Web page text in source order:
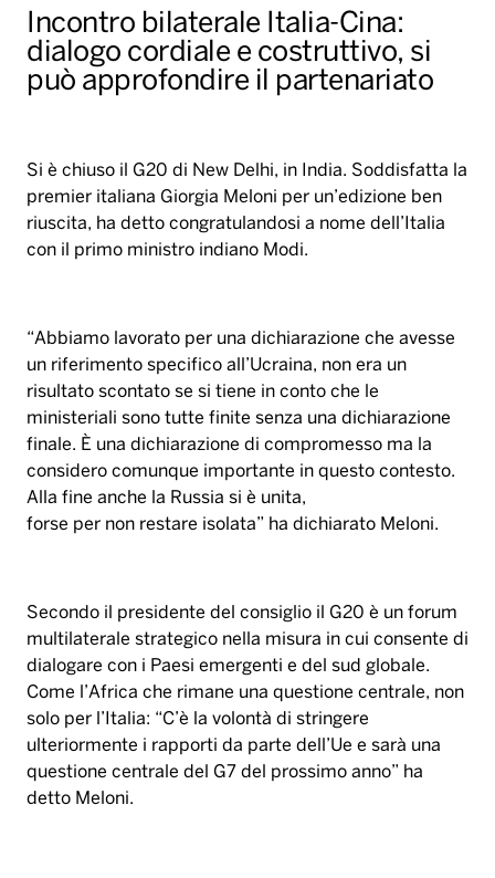
Incontro bilaterale Italia-Cina:
dialogo cordiale e costruttivo, si
può approfondire il partenariato
Si è chiuso il G20 di New Delhi, in India. Soddisfatta la
premier italiana Giorgia Meloni per un’edizione ben
riuscita, ha detto congratulandosi a nome dell’Italia
con il primo ministro indiano Modi.
“Abbiamo lavorato per una dichiarazione che avesse
un riferimento specifico all’Ucraina, non era un
risultato scontato se si tiene in conto che le
ministeriali sono tutte finite senza una dichiarazione
finale. È una dichiarazione di compromesso ma la
considero comunque importante in questo contesto.
Alla fine anche la Russia si è unita,
forse per non restare isolata” ha dichiarato Meloni.
Secondo il presidente del consiglio il G20 è un forum
multilaterale strategico nella misura in cui consente di
dialogare con i Paesi emergenti e del sud globale.
Come l’Africa che rimane una questione centrale, non
solo per l’Italia: “C’è la volontà di stringere
ulteriormente i rapporti da parte dell’Ue e sarà una
questione centrale del G7 del prossimo anno” ha
detto Meloni.